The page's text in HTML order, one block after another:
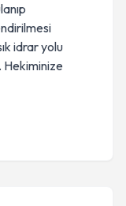
idrar yolu